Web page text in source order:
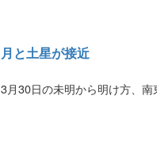
月と土星が接近
3月30日の未明から明け方、南